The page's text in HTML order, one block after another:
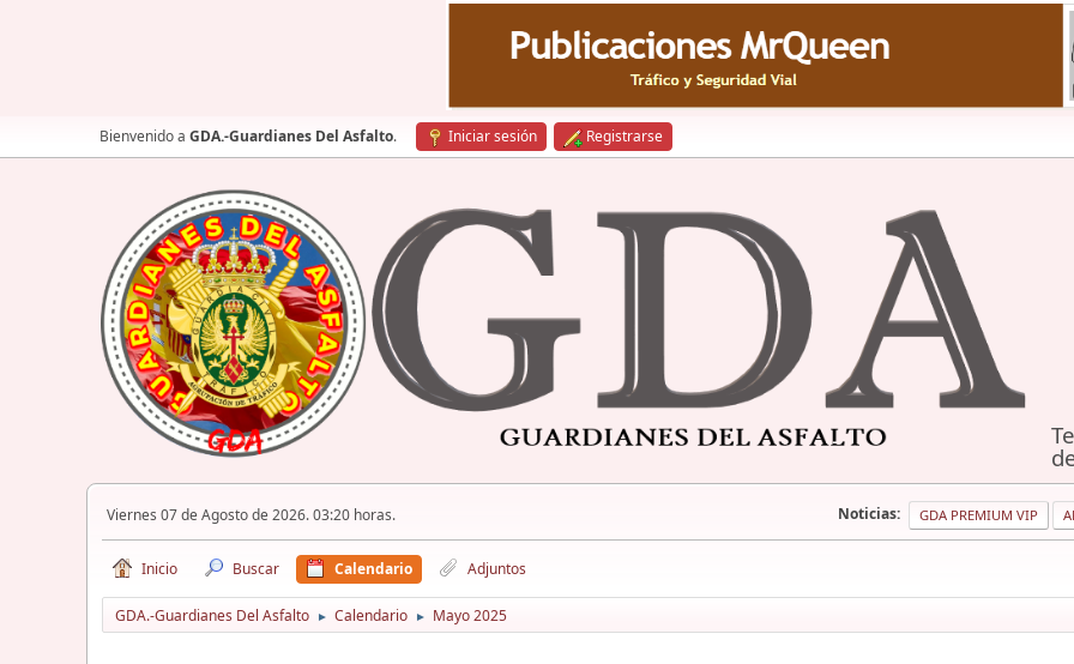
Bienvenido a GDA.-Guardianes Del Asfalto. Iniciar sesión Registrarse
Viernes 07 de Agosto de 2026. 03:20 horas. Noticias: GDA PREMIUM VIP
Inicio Buscar Calendario Adjuntos
GDA.-Guardianes Del Asfalto ► Calendario ► Mayo 2025